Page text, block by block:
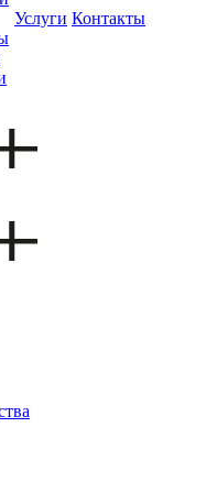
Услуги Контакты